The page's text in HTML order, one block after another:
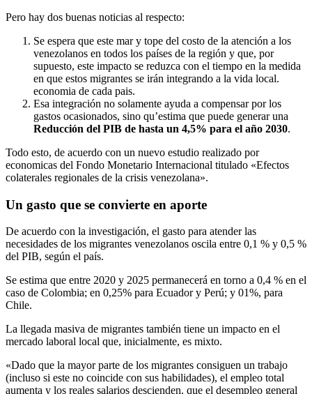
Pero hay dos buenas noticias al respecto:
Se espera que este mar y tope del costo de la atención a los
venezolanos en todos los países de la región y que, por
supuesto, este impacto se reduzca con el tiempo en la medida
en que estos migrantes se irán integrando a la vida local.
economia de cada pais.
Esa integración no solamente ayuda a compensar por los
gastos ocasionados, sino qu’estima que puede generar una
Reducción del PIB de hasta un 4,5% para el año 2030.
Todo esto, de acuerdo con un nuevo estudio realizado por
economicas del Fondo Monetario Internacional titulado «Efectos
colaterales regionales de la crisis venezolana».
Un gasto que se convierte en aporte
De acuerdo con la investigación, el gasto para atender las
necesidades de los migrantes venezolanos oscila entre 0,1 % y 0,5 %
del PIB, según el país.
Se estima que entre 2020 y 2025 permanecerá en torno a 0,4 % en el
caso de Colombia; en 0,25% para Ecuador y Perú; y 01%, para
Chile.
La llegada masiva de migrantes también tiene un impacto en el
mercado laboral local que, inicialmente, es mixto.
«Dado que la mayor parte de los migrantes consiguen un trabajo
(incluso si este no coincide con sus habilidades), el empleo total
aumenta y los reales salarios descienden. que el desempleo general